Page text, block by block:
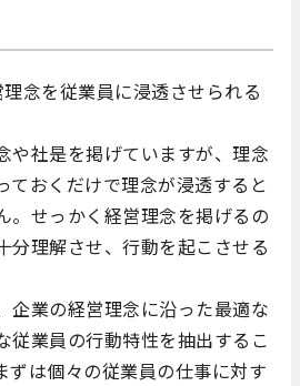
念を従業員に浸透させられる
や社是を掲げていますが、理念
ておくだけで理念が浸透すると
。せっかく経営理念を掲げるの
分理解させ、行動を起こさせる
企業の経営理念に沿った最適な
従業員の行動特性を抽出するこ
ずは個々の従業員の仕事に対す